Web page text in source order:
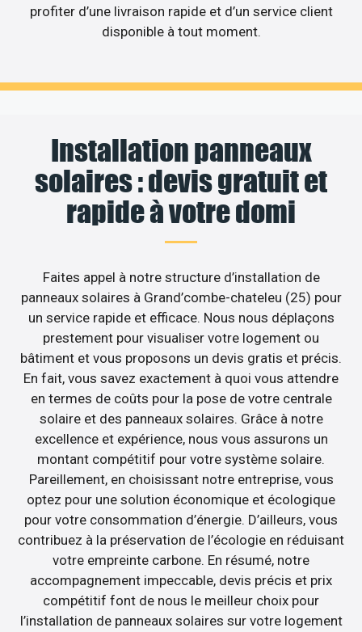
profiter d’une livraison rapide et d’un service client
disponible à tout moment.
Installation panneaux
solaires : devis gratuit et
rapide à votre domi
Faites appel à notre structure d’installation de
panneaux solaires à Grand’combe-chateleu (25) pour
un service rapide et efficace. Nous nous déplaçons
prestement pour visualiser votre logement ou
bâtiment et vous proposons un devis gratis et précis.
En fait, vous savez exactement à quoi vous attendre
en termes de coûts pour la pose de votre centrale
solaire et des panneaux solaires. Grâce à notre
excellence et expérience, nous vous assurons un
montant compétitif pour votre système solaire.
Pareillement, en choisissant notre entreprise, vous
optez pour une solution économique et écologique
pour votre consommation d’énergie. D’ailleurs, vous
contribuez à la préservation de l’écologie en réduisant
votre empreinte carbone. En résumé, notre
accompagnement impeccable, devis précis et prix
compétitif font de nous le meilleur choix pour
l’installation de panneaux solaires sur votre logement